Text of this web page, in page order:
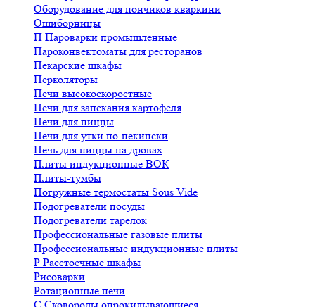
Оборудование для пончиков кваркини
Ошиборницы
П Пароварки промышленные
Пароконвектоматы для ресторанов
Пекарские шкафы
Перколяторы
Печи высокоскоростные
Печи для запекания картофеля
Печи для пиццы
Печи для утки по-пекински
Печь для пиццы на дровах
Плиты индукционные ВОК
Плиты-тумбы
Погружные термостаты Sous Vide
Подогреватели посуды
Подогреватели тарелок
Профессиональные газовые плиты
Профессиональные индукционные плиты
Р Расстоечные шкафы
Рисоварки
Ротационные печи